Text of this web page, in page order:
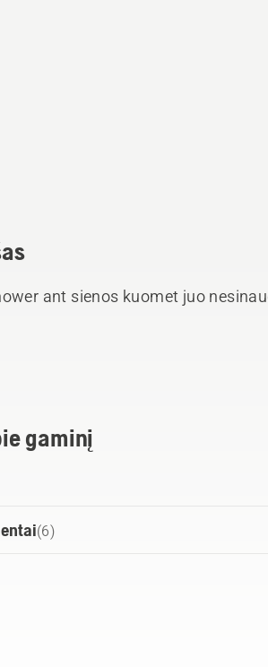
ant sienos kuomet juo
gaminį
(6)